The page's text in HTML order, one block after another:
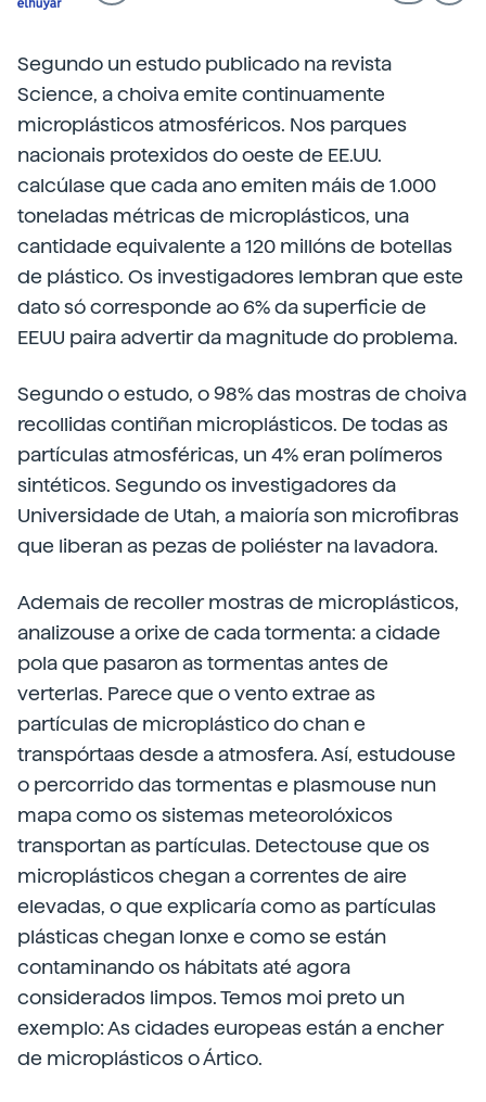
Segundo un estudo publicado na revista
Science, a choiva emite continuamente
microplásticos atmosféricos. Nos parques
nacionais protexidos do oeste de EE.UU.
calcúlase que cada ano emiten máis de 1.000
toneladas métricas de microplásticos, una
cantidade equivalente a 120 millóns de botellas
de plástico. Os investigadores lembran que este
dato só corresponde ao 6% da superficie de
EEUU paira advertir da magnitude do problema.
Segundo o estudo, o 98% das mostras de choiva
recollidas contiñan microplásticos. De todas as
partículas atmosféricas, un 4% eran polímeros
sintéticos. Segundo os investigadores da
Universidade de Utah, a maioría son microfibras
que liberan as pezas de poliéster na lavadora.
Ademais de recoller mostras de microplásticos,
analizouse a orixe de cada tormenta: a cidade
pola que pasaron as tormentas antes de
verterlas. Parece que o vento extrae as
partículas de microplástico do chan e
transpórtaas desde a atmosfera. Así, estudouse
o percorrido das tormentas e plasmouse nun
mapa como os sistemas meteorolóxicos
transportan as partículas. Detectouse que os
microplásticos chegan a correntes de aire
elevadas, o que explicaría como as partículas
plásticas chegan lonxe e como se están
contaminando os hábitats até agora
considerados limpos. Temos moi preto un
exemplo: As cidades europeas están a encher
de microplásticos o Ártico.